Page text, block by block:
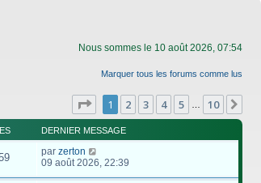
Nous sommes le 10 août 2026, 07:54
Marquer tous les forums comme lus
Page 1sur10
1 2 3 4 5 10
DERNIER MESSAGE
par zerton
09 août 2026, 22:39